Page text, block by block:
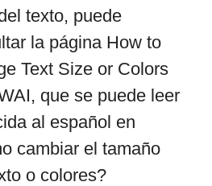
texto, puede
la página How to
Text Size or Colors
que se puede leer
al español en
cambiar el tamaño
o colores?